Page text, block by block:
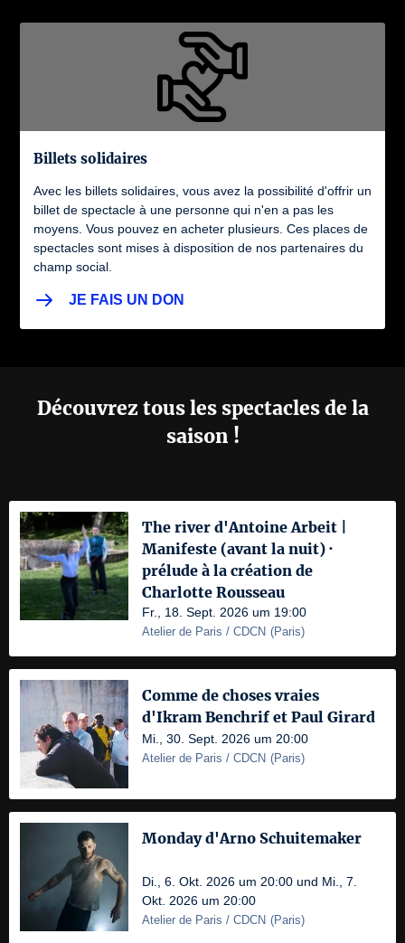
Billets solidaires
Avec les billets solidaires, vous avez la possibilité d'offrir un
billet de spectacle à une personne qui n'en a pas les
moyens. Vous pouvez en acheter plusieurs. Ces places de
spectacles sont mises à disposition de nos partenaires du
champ social.
JE FAIS UN DON
Découvrez tous les spectacles de la
saison !
The river d'Antoine Arbeit |
Manifeste (avant la nuit) ·
prélude à la création de
Charlotte Rousseau
Fr., 18. Sept. 2026 um 19:00
Atelier de Paris / CDCN (Paris)
Comme de choses vraies
d'Ikram Benchrif et Paul Girard
Mi., 30. Sept. 2026 um 20:00
Atelier de Paris / CDCN (Paris)
Monday d'Arno Schuitemaker
Di., 6. Okt. 2026 um 20:00 und Mi., 7.
Okt. 2026 um 20:00
Atelier de Paris / CDCN (Paris)